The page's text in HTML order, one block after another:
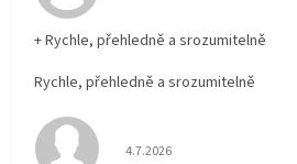
+ Rychle, přehledně a srozumitelně
Rychle, přehledně a srozumitelně
Hodnocení obchodu je 5 z
4.7.2026